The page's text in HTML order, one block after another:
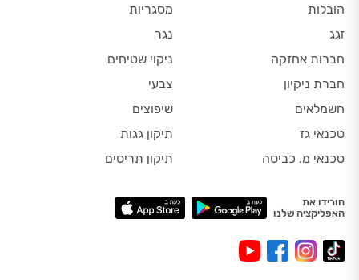
הובלות
זגג
חברות אחזקה
חברת ניקיון
חשמלאים
טכנאי גז
טכנאי מ. כביסה
מסגריות
נגר
ניקוי שטיחים
צבעי
שיפוצים
תיקון גגות
תיקון תריסים
הורידו את
האפליקציה שלנו